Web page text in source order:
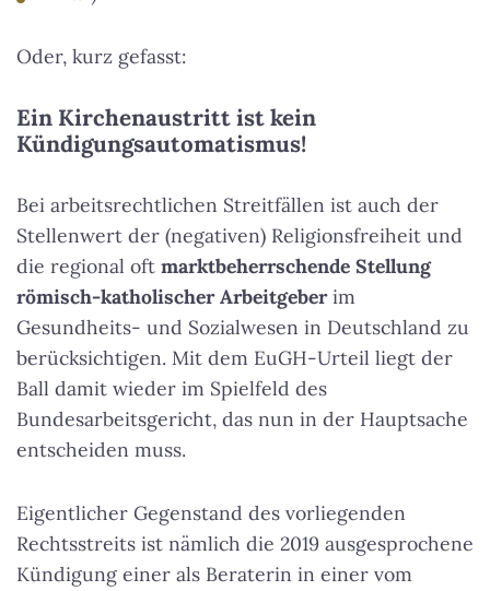
Oder, kurz gefasst:
Ein Kirchenaustrittist kein
Kündigungsautomatismus!
Bei arbeitsrechtlichen Streitfällen ist auch der
Stellenwert der (negativen) Religionsfreiheit und
die regional oft marktbeherrschende Stellung
römisch-katholischer Arbeitgeberim
Gesundheits- und Sozialwesen in Deutschland zu
berücksichtigen. Mit dem EuGH-Urteil liegt der
Ball damit wieder im Spielfeld des
Bundesarbeitsgericht, das nun in der Hauptsache
entscheiden muss.
Eigentlicher Gegenstand des vorliegenden
Rechtsstreits ist nämlich die 2019 ausgesprochene
Kündigung einer als Beraterin in einer vom